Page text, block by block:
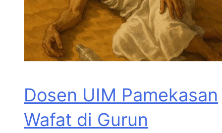
Dosen UIM Pamekasan
Wafat di Gurun